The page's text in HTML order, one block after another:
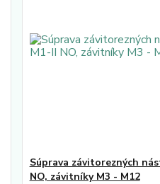
Súprava závitorezných
NO, závitníky M3 - M12